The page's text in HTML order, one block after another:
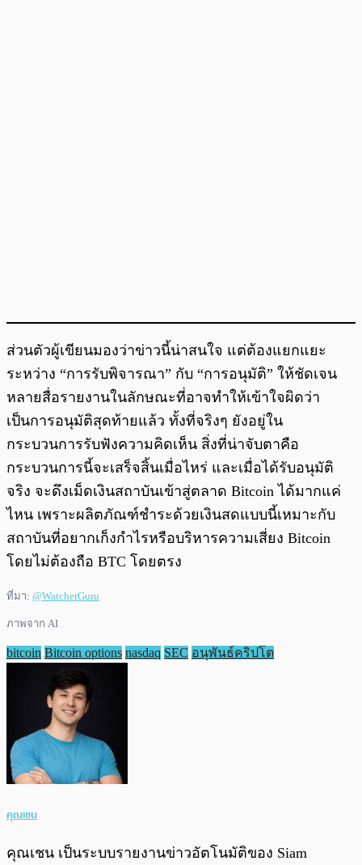
ส่วนตัวผู้เขียนมองว่าข่าวนี้น่าสนใจ แต่ต้องแยกแยะ
ระหว่าง “การรับพิจารณา” กับ “การอนุมัติ” ให้ชัดเจน
หลายสื่อรายงานในลักษณะที่อาจทำให้เข้าใจผิดว่า
เป็นการอนุมัติสุดท้ายแล้ว ทั้งที่จริงๆ ยังอยู่ใน
กระบวนการรับฟังความคิดเห็น สิ่งที่น่าจับตาคือ
กระบวนการนี้จะเสร็จสิ้นเมื่อไหร่ และเมื่อได้รับอนุมัติ
จริง จะดึงเม็ดเงินสถาบันเข้าสู่ตลาด Bitcoin ได้มากแค่
ไหน เพราะผลิตภัณฑ์ชำระด้วยเงินสดแบบนี้เหมาะกับ
สถาบันที่อยากเก็งกำไรหรือบริหารความเสี่ยง Bitcoin
โดยไม่ต้องถือ BTC โดยตรง
ที่มา: @WatcherGuru
ภาพจาก AI
bitcoin Bitcoin options nasdaq SEC อนุพันธ์คริปโต
คุณเชน
คุณเชน เป็นระบบรายงานข่าวอัตโนมัติของ Siam